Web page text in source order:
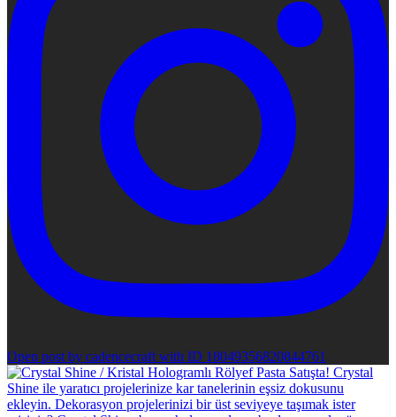
Open post by cadencecraft with ID 18049356820844761